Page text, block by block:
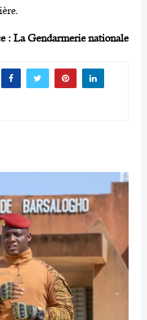
: La Gendarmerie nationale